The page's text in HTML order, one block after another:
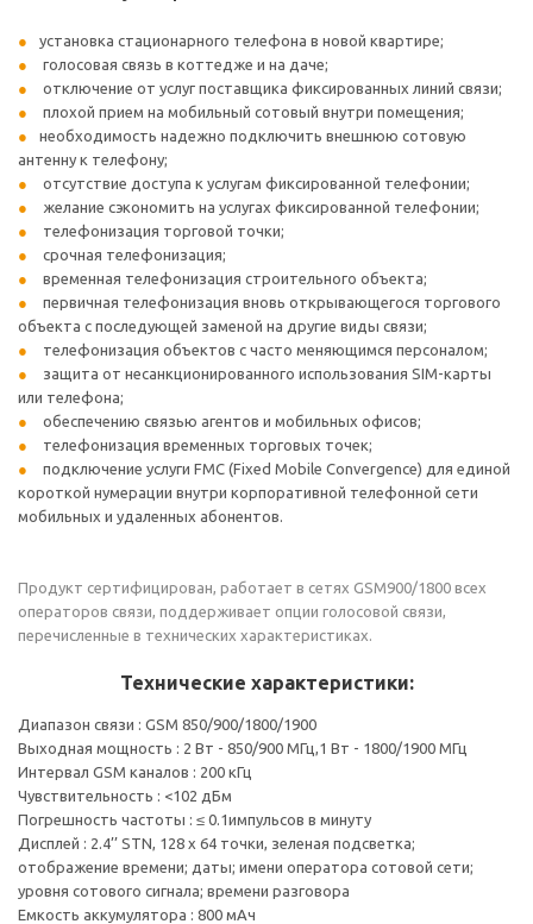
установка стационарного телефона в новой квартире;
голосовая связь в коттедже и на даче;
отключение от услуг поставщика фиксированных линий связи;
плохой прием на мобильный сотовый внутри помещения;
необходимость надежно подключить внешнюю сотовую
антенну к телефону;
отсутствие доступа к услугам фиксированной телефонии;
желание сэкономить на услугах фиксированной телефонии;
телефонизация торговой точки;
срочная телефонизация;
временная телефонизация строительного объекта;
первичная телефонизация вновь открывающегося торгового
объекта с последующей заменой на другие виды связи;
телефонизация объектов с часто меняющимся персоналом;
защита от несанкционированного использования SIM-карты
или телефона;
обеспечению связью агентов и мобильных офисов;
телефонизация временных торговых точек;
подключение услуги FMC (Fixed Mobile Convergence) для единой
короткой нумерации внутри корпоративной телефонной сети
мобильных и удаленных абонентов.
Продукт сертифицирован, работает в сетях GSM900/1800 всех
операторов связи, поддерживает опции голосовой связи,
перечисленные в технических характеристиках.
Технические характеристики:
Диапазон связи : GSM 850/900/1800/1900
Выходная мощность : 2 Вт - 850/900 МГц,1 Вт - 1800/1900 МГц
Интервал GSM каналов : 200 кГц
Чувствительность : <­102 дБм
Погрешность частоты : ≤ 0.1импульсов в минуту
Дисплей : 2.4’’ STN, 128 x 64 точки, зеленая подсветка;
отображение времени; даты; имени оператора сотовой сети;
уровня сотового сигнала; времени разговора
Емкость аккумулятора : 800 мАч